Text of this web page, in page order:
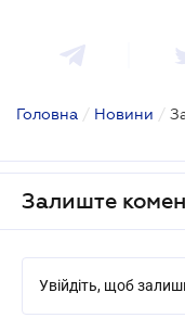
Головна / Новини /
Залиште
Увійдіть, щоб